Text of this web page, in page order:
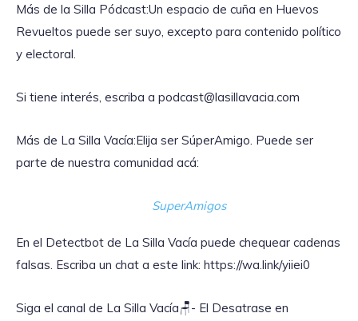
Más de la Silla Pódcast:Un espacio de cuña en Huevos
Revueltos puede ser suyo, excepto para contenido político
y electoral.
Si tiene interés, escriba a podcast@lasillavacia.com
Más de La Silla Vacía:Elija ser SúperAmigo. Puede ser
parte de nuestra comunidad acá:
SuperAmigos
En el Detectbot de La Silla Vacía puede chequear cadenas
falsas. Escriba un chat a este link: https://wa.link/yiiei0
‎Siga el canal de La Silla Vacía🪑- El Desatrase en